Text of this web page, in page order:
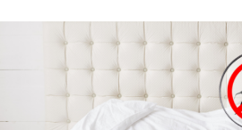
expert